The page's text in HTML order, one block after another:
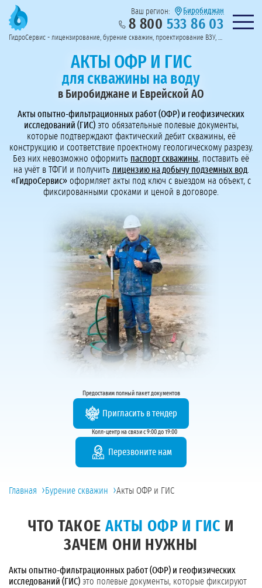
Предоставим полный пакет документов
Пригласить в тендер
Колл-центр на связи с 9:00 до 19:00
Перезвоните мне!
Ваш регион: Биробиджан
8 800 533 86 03 Нужна
ГидроСервис - лицензирование, бурение скважин, проектирование ВЗУ, системы водоподготовки
АКТЫ ОФР И ГИС
для скважины на воду
в Биробиджане и Еврейской АО
Акты опытно-фильтрационных работ (ОФР) и геофизических
исследований (ГИС)это обязательные полевые документы,
которые подтверждают фактический дебит скважины, её
конструкцию и соответствие проектному геологическому разрезу.
Без них невозможно оформить паспорт скважины, поставить её
на учёт в ТФГИ и получить лицензию на добычу подземных вод.
«ГидроСервис» оформляет акты под ключ с выездом на объект, с
фиксированными сроками и ценой в договоре.
Предоставим полный пакет документов
Пригласить в тендер
Колл-центр на связи с 9:00 до 19:00
Перезвоните нам
Главная ›Бурение скважин ›Акты ОФР и ГИС
ЧТО ТАКОЕ АКТЫ ОФР И ГИС И
ЗАЧЕМ ОНИ НУЖНЫ
Акты опытно-фильтрационных работ (ОФР) и геофизических
исследований (ГИС) это полевые документы, которые фиксируют